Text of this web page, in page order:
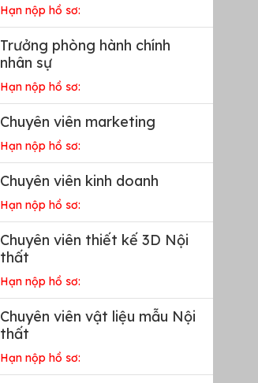
Hạn nộp hồ sơ:
Trưởng phòng hành chính
nhân sự
Hạn nộp hồ sơ:
Chuyên viên marketing
Hạn nộp hồ sơ:
Chuyên viên kinh doanh
Hạn nộp hồ sơ:
Chuyên viên thiết kế 3D Nội
thất
Hạn nộp hồ sơ:
Chuyên viên vật liệu mẫu Nội
thất
Hạn nộp hồ sơ: